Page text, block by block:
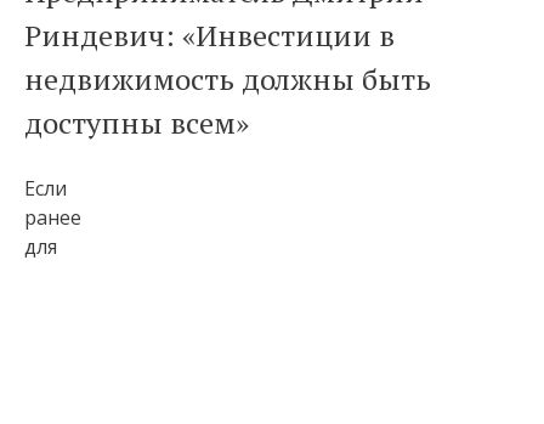
содержимому
Риндевич: «Инвестиции в
недвижимость должны быть
доступны всем»
Если
ранее
для